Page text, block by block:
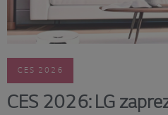
CES 2026
CES 2026: LG